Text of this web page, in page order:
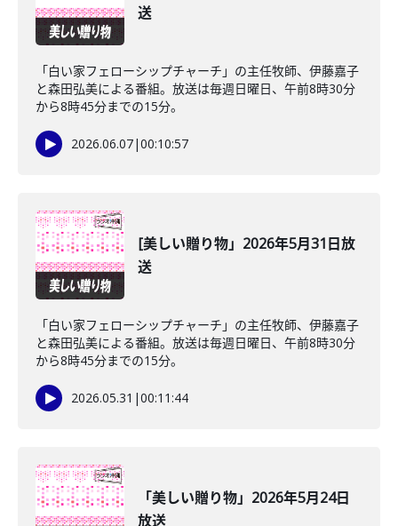
送
「白い家フェローシップチャーチ」の主任牧師、伊藤嘉子
と森田弘美による番組。放送は毎週日曜日、午前8時30分
から8時45分までの15分。
2026.06.07|00:10:57
[美しい贈り物」2026年5月31日放
送
「白い家フェローシップチャーチ」の主任牧師、伊藤嘉子
と森田弘美による番組。放送は毎週日曜日、午前8時30分
から8時45分までの15分。
2026.05.31 |00:11:44
「美しい贈り物」2026年5月24日
放送